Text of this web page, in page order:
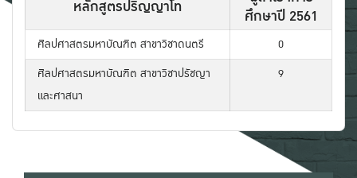
หลักสูตรปริญญาโท
ศึกษาปี 2561
ศิลปศาสตรมหาบัณฑิต สาขาวิชาดนตรี
0
ศิลปศาสตรมหาบัณฑิต สาขาวิชาปรัชญา
และศาสนา
9